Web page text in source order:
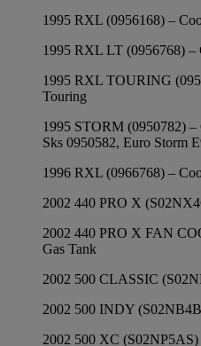
1995 RXL (0956168) –
1995 RXL LT (0956768) –
1995 RXL TOURING
Touring
1995 STORM (0950782) –
Sks 0950582, Euro Storm
1996 RXL (0966768) –
2002 440 PRO X
2002 440 PRO X FAN
Gas Tank
2002 500 CLASSIC
2002 500 INDY
2002 500 XC (S02NP5AS)